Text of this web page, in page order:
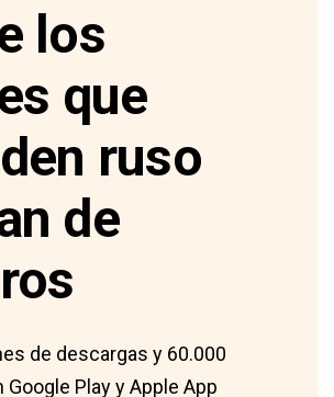
los
que
ruso
de
de descargas y 60.000
Play y Apple App